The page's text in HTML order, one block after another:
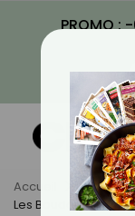
PROMO :
Accueil Actus
Les Boudoirs Sont-